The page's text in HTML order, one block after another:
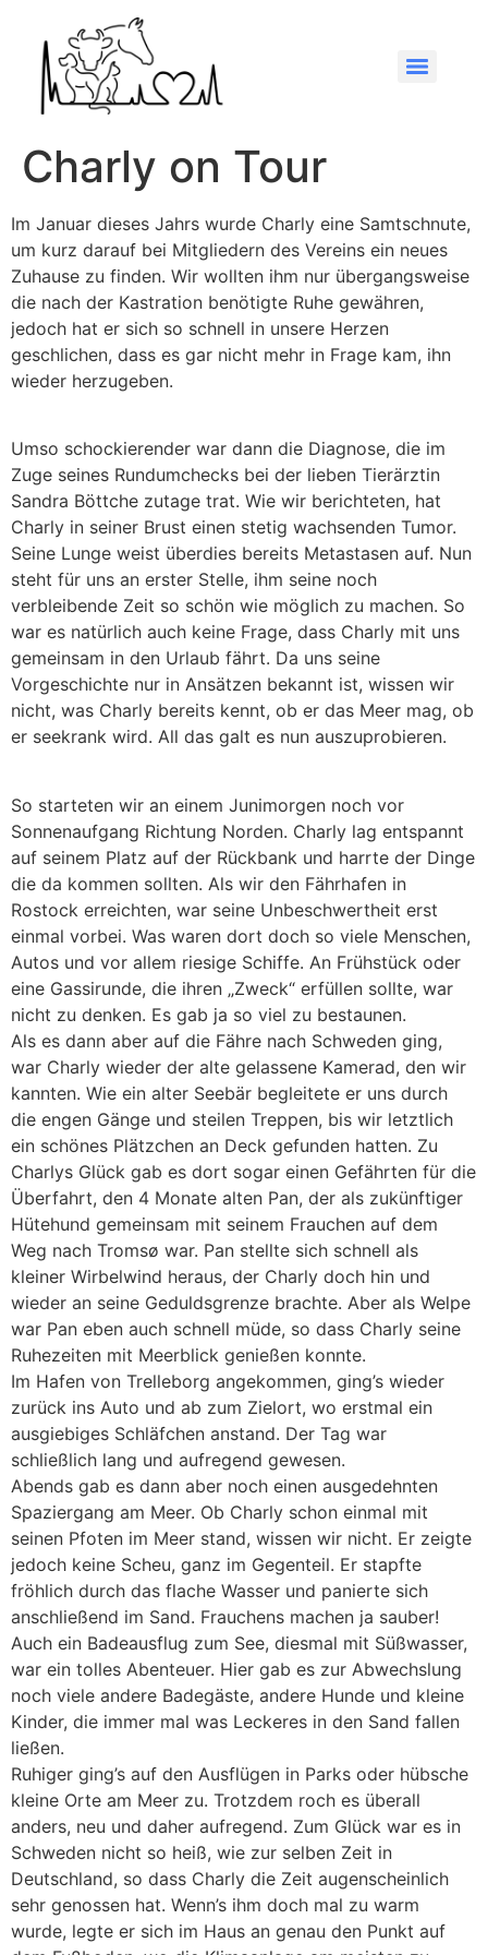
Charly on Tour
Im Januar dieses Jahrs wurde Charly eine Samtschnute,
um kurz darauf bei Mitgliedern des Vereins ein neues
Zuhause zu finden. Wir wollten ihm nur übergangsweise
die nach der Kastration benötigte Ruhe gewähren,
jedoch hat er sich so schnell in unsere Herzen
geschlichen, dass es gar nicht mehr in Frage kam, ihn
wieder herzugeben.
Umso schockierender war dann die Diagnose, die im
Zuge seines Rundumchecks bei der lieben Tierärztin
Sandra Böttche zutage trat. Wie wir berichteten, hat
Charly in seiner Brust einen stetig wachsenden Tumor.
Seine Lunge weist überdies bereits Metastasen auf. Nun
steht für uns an erster Stelle, ihm seine noch
verbleibende Zeit so schön wie möglich zu machen. So
war es natürlich auch keine Frage, dass Charly mit uns
gemeinsam in den Urlaub fährt. Da uns seine
Vorgeschichte nur in Ansätzen bekannt ist, wissen wir
nicht, was Charly bereits kennt, ob er das Meer mag, ob
er seekrank wird. All das galt es nun auszuprobieren.
So starteten wir an einem Junimorgen noch vor
Sonnenaufgang Richtung Norden. Charly lag entspannt
auf seinem Platz auf der Rückbank und harrte der Dinge
die da kommen sollten. Als wir den Fährhafen in
Rostock erreichten, war seine Unbeschwertheit erst
einmal vorbei. Was waren dort doch so viele Menschen,
Autos und vor allem riesige Schiffe. An Frühstück oder
eine Gassirunde, die ihren „Zweck“ erfüllen sollte, war
nicht zu denken. Es gab ja so viel zu bestaunen.
Als es dann aber auf die Fähre nach Schweden ging,
war Charly wieder der alte gelassene Kamerad, den wir
kannten. Wie ein alter Seebär begleitete er uns durch
die engen Gänge und steilen Treppen, bis wir letztlich
ein schönes Plätzchen an Deck gefunden hatten. Zu
Charlys Glück gab es dort sogar einen Gefährten für die
Überfahrt, den 4 Monate alten Pan, der als zukünftiger
Hütehund gemeinsam mit seinem Frauchen auf dem
Weg nach Tromsø war. Pan stellte sich schnell als
kleiner Wirbelwind heraus, der Charly doch hin und
wieder an seine Geduldsgrenze brachte. Aber als Welpe
war Pan eben auch schnell müde, so dass Charly seine
Ruhezeiten mit Meerblick genießen konnte.
Im Hafen von Trelleborg angekommen, ging’s wieder
zurück ins Auto und ab zum Zielort, wo erstmal ein
ausgiebiges Schläfchen anstand. Der Tag war
schließlich lang und aufregend gewesen.
Abends gab es dann aber noch einen ausgedehnten
Spaziergang am Meer. Ob Charly schon einmal mit
seinen Pfoten im Meer stand, wissen wir nicht. Er zeigte
jedoch keine Scheu, ganz im Gegenteil. Er stapfte
fröhlich durch das flache Wasser und panierte sich
anschließend im Sand. Frauchens machen ja sauber!
Auch ein Badeausflug zum See, diesmal mit Süßwasser,
war ein tolles Abenteuer. Hier gab es zur Abwechslung
noch viele andere Badegäste, andere Hunde und kleine
Kinder, die immer mal was Leckeres in den Sand fallen
ließen.
Ruhiger ging’s auf den Ausflügen in Parks oder hübsche
kleine Orte am Meer zu. Trotzdem roch es überall
anders, neu und daher aufregend. Zum Glück war es in
Schweden nicht so heiß, wie zur selben Zeit in
Deutschland, so dass Charly die Zeit augenscheinlich
sehr genossen hat. Wenn’s ihm doch mal zu warm
wurde, legte er sich im Haus an genau den Punkt auf